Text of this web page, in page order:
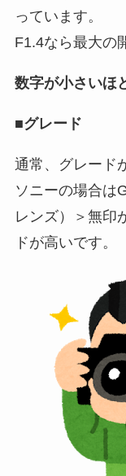
っています。
F1.4なら最大の
数字が小さいほ
■グレード
通常、グレード
ソニーの場合は
レンズ）＞無印
ドが高いです。